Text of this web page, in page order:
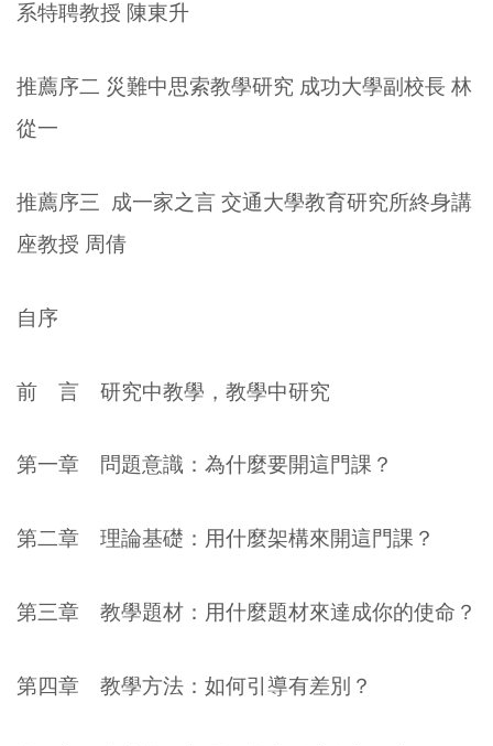
系特聘教授 陳東升
推薦序二 災難中思索教學研究 成功大學副校長 林
從一
推薦序三 成一家之言 交通大學教育研究所終身講
座教授 周倩
自序
前 言 研究中教學，教學中研究
第一章 問題意識：為什麼要開這門課？
第二章 理論基礎：用什麼架構來開這門課？
第三章 教學題材：用什麼題材來達成你的使命？
第四章 教學方法：如何引導有差別？